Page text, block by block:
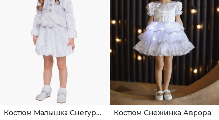
Костюм Малышка Снегурочка Костюм Снежинка Аврора